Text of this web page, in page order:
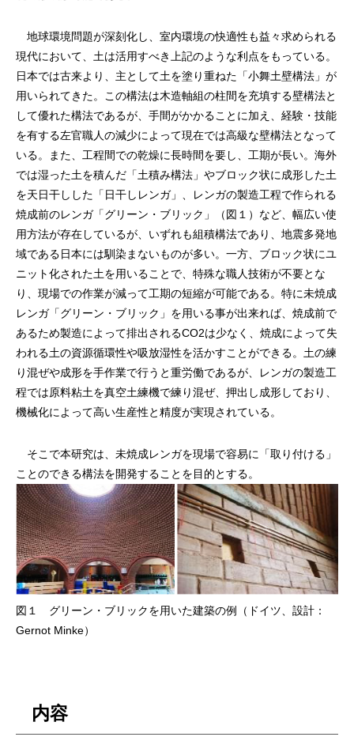
地球環境問題が深刻化し、室内環境の快適性も益々求められる
現代において、土は活用すべき上記のような利点をもっている。
日本では古来より、主として土を塗り重ねた「小舞土壁構法」が
用いられてきた。この構法は木造軸組の柱間を充填する壁構法と
して優れた構法であるが、手間がかかることに加え、経験・技能
を有する左官職人の減少によって現在では高級な壁構法となって
いる。また、工程間での乾燥に長時間を要し、工期が長い。海外
では湿った土を積んだ「土積み構法」やブロック状に成形した土
を天日干しした「日干しレンガ」、レンガの製造工程で作られる
焼成前のレンガ「グリーン・ブリック」（図１）など、幅広い使
用方法が存在しているが、いずれも組積構法であり、地震多発地
域である日本には馴染まないものが多い。一方、ブロック状にユ
ニット化された土を用いることで、特殊な職人技術が不要とな
り、現場での作業が減って工期の短縮が可能である。特に未焼成
レンガ「グリーン・ブリック」を用いる事が出来れば、焼成前で
あるため製造によって排出されるCO2は少なく、焼成によって失
われる土の資源循環性や吸放湿性を活かすことができる。土の練
り混ぜや成形を手作業で行うと重労働であるが、レンガの製造工
程では原料粘土を真空土練機で練り混ぜ、押出し成形しており、
機械化によって高い生産性と精度が実現されている。
そこで本研究は、未焼成レンガを現場で容易に「取り付ける」
ことのできる構法を開発することを目的とする。
図１ グリーン・ブリックを用いた建築の例（ドイツ、設計：
Gernot Minke）
内容